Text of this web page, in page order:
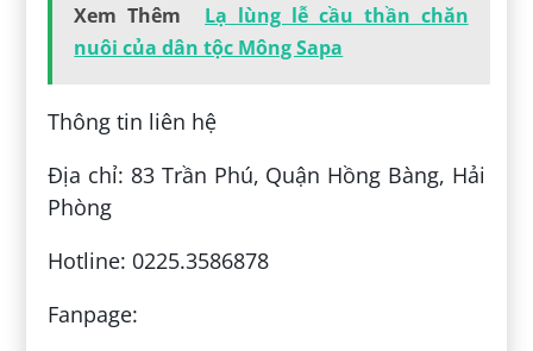
Xem Thêm
Lạ lùng lễ cầu thần chăn
nuôi của dân tộc Mông Sapa
Thông tin liên hệ
Địa chỉ: 83 Trần Phú, Quận Hồng Bàng, Hải
Phòng
Hotline: 0225.3586878
Fanpage: